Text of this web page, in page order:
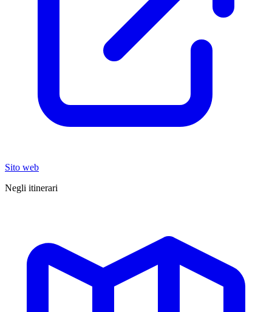
Sito web
Negli itinerari